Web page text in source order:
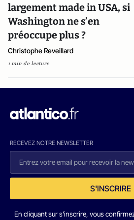
largement made in USA, si
Washington ne s’en
préoccupe plus ?
Christophe Reveillard
1 min de lecture
RECEVEZ NOTRE NEWSLETTER
S'INSCRIRE
En cliquant sur s'inscrire, vous